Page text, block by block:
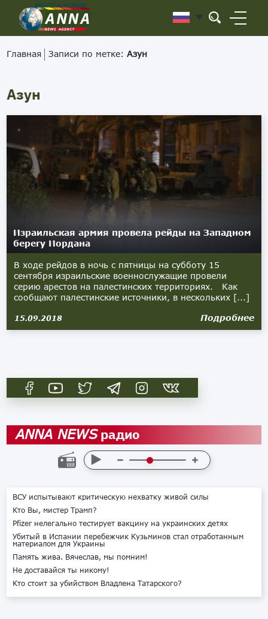
Главная Записи по метке:Азун
Азун
Израильская армия провела рейды на Западном
берегу Иордана
В ходе рейдов в ночь с пятницы на субботу 15
сентября израильские военнослужащие провели
серию арестов на палестинских территориях. Как
сообщают палестинские источники, в нескольких [...]
15.09.2018 Подробнее
ANNA NEWSрадио
ВСУ испытывают критическую нехватку живой силы
Кто Вы, мистер Трамп?
Pfizer нелегально тестирует вакцину на украинских детях
Убитый в Испании перебежчик Кузьминов стал отработанным
материалом для Украины
Память жива. Вячеслав, мы помним!
Не доставайся ты никому!
Кто стоит за убийством Владлена Татарского?